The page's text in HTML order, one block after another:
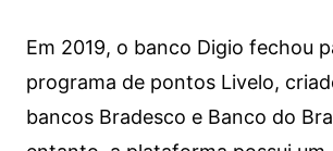
Em 2019, o banco Digio fechou
programa de pontos Livelo,
bancos Bradesco e Banco do